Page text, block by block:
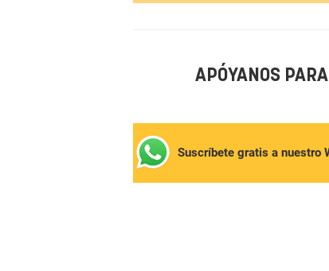
APÓYANOS
Suscríbete gratis a nuestro